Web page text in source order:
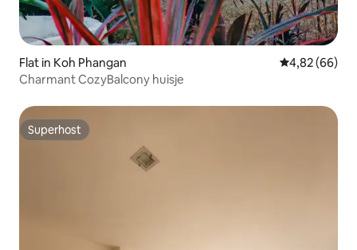
Flat in Koh Phangan Gemiddelde
4,82 (66)
Charmant CozyBalcony huisje
Superhost
Superhost